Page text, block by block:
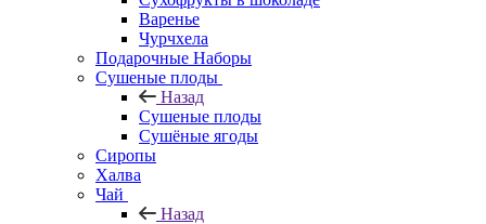
Варенье
Чурчхела
Подарочные Наборы
Cушеные плоды
Назад
Cушеные плоды
Сушёные ягоды
Сиропы
Халва
Чай
Назад